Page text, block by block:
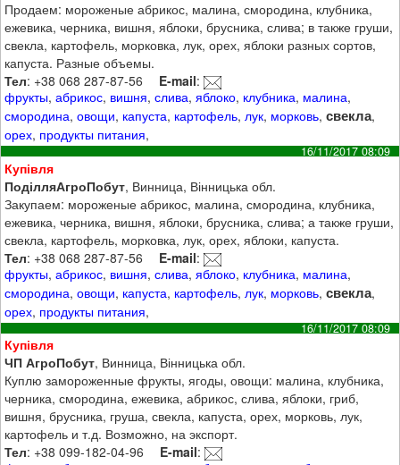
Продаем: мороженые абрикос, малина, смородина, клубника,
ежевика, черника, вишня, яблоки, брусника, слива; в также груши,
свекла, картофель, морковка, лук, орех, яблоки разных сортов,
капуста. Разные объемы.
Тел: +38 068 287-87-56 E-mail:
фрукты,абрикос, вишня,слива,яблоко, клубника, малина,
смородина,овощи, капуста, картофель,лук, морковь,свекла,
орех, продукты питания,
16/11/2017 08:09
Купівля
ПоділляАгроПобут, Винница, Вінницька обл.
Закупаем: мороженые абрикос, малина, смородина, клубника,
ежевика, черника, вишня, яблоки, брусника, слива; а также груши,
свекла, картофель, морковка, лук, орех, яблоки, капуста.
Тел: +38 068 287-87-56 E-mail:
фрукты,абрикос, вишня,слива,яблоко, клубника, малина,
смородина,овощи, капуста, картофель, лук, морковь,свекла,
орех, продукты питания,
16/11/2017 08:09
Купівля
ЧП АгроПобут, Винница, Вінницька обл.
Куплю замороженные фрукты, ягоды, овощи: малина, клубника,
черника, смородина, ежевика, абрикос, слива, яблоки, гриб,
вишня, брусника, груша, свекла, капуста, орех, морковь, лук,
картофель и т.д. Возможно, на экспорт.
Тел: +38 099-182-04-96 E-mail: